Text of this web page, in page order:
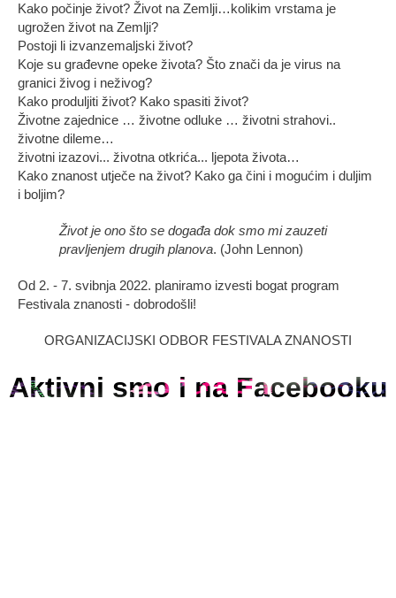
Kako počinje život? Život na Zemlji…kolikim vrstama je
ugrožen život na Zemlji?
Postoji li izvanzemaljski život?
Koje su građevne opeke života? Što znači da je virus na
granici živog i neživog?
Kako produljiti život? Kako spasiti život?
Životne zajednice … životne odluke … životni strahovi..
životne dileme…
životni izazovi... životna otkrića... ljepota života…
Kako znanost utječe na život? Kako ga čini i mogućim i duljim
i boljim?
Život je ono što se događa dok smo mi zauzeti
pravljenjem drugih planova. (John Lennon)
Od 2. - 7. svibnja 2022. planiramo izvesti bogat program
Festivala znanosti - dobrodošli!
ORGANIZACIJSKI ODBOR FESTIVALA ZNANOSTI
Aktivni smo i na Facebooku